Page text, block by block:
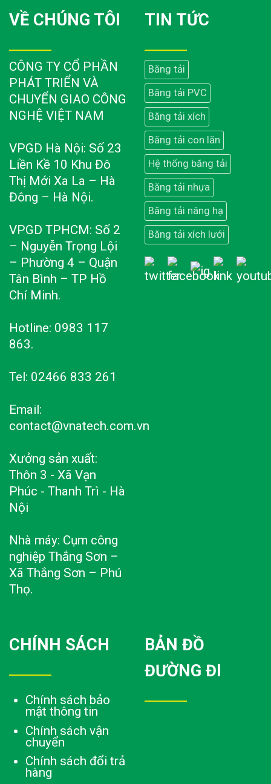
VỀ CHÚNG TÔI
CÔNG TY CỔ PHẦN
PHÁT TRIỂN VÀ
CHUYỂN GIAO CÔNG
NGHỆ VIỆT NAM
VPGD Hà Nội: Số 23
Liền Kề 10 Khu Đô
Thị Mới Xa La – Hà
Đông – Hà Nội.
VPGD TPHCM: Số 2
– Nguyễn Trọng Lội
– Phường 4 – Quận
Tân Bình – TP Hồ
Chí Minh.
Hotline: 0983 117
863.
Tel: 02466 833 261
Email:
contact@vnatech.com.vn
Xưởng sản xuất:
Thôn 3 - Xã Vạn
Phúc - Thanh Trì - Hà
Nội
Nhà máy: Cụm công
nghiệp Thắng Sơn –
Xã Thắng Sơn – Phú
Thọ.
TIN TỨC
Băng tải
Băng tải PVC
Băng tải xích
Băng tải con lăn
Hệ thống băng tải
Băng tải nhựa
Băng tải nâng hạ
Băng tải xích lưới
CHÍNH SÁCH
Chính sách bảo
mật thông tin
Chính sách vận
chuyển
Chính sách đổi trả
hàng
BẢN ĐỒ
ĐƯỜNG ĐI